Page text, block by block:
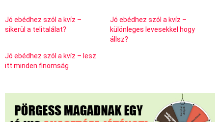
Jó ebédhez szól a kvíz –
sikerül a telitalálat?
Jó ebédhez szól a kvíz –
különleges levesekkel hogy
állsz?
Jó ebédhez szól a kvíz – lesz
itt minden finomság